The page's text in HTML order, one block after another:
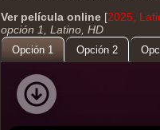
Ver película online [2025,
opción 1, Latino, HD
Opción 1 Opción 2